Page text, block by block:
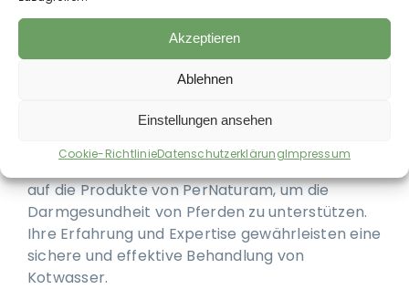
Akzeptieren
Ablehnen
Einstellungen ansehen
Cookie-RichtlinieDatenschutzerklärungImpressum
Produkte wie Orgamin® für die biologische
Mineralversorgung und EquiBasal® zur
Unterstützung des Stoffwechsels sollten
regelmäßig gefüttert werden.
Empfehlungen der Tierheilpraxis
Pfundskerle
auf die Produkte von PerNaturam, um die
Darmgesundheit von Pferden zu unterstützen.
Ihre Erfahrung und Expertise gewährleisten eine
sichere und effektive Behandlung von
Kotwasser.